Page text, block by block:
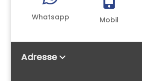
Whatsapp Mobil
Adresse